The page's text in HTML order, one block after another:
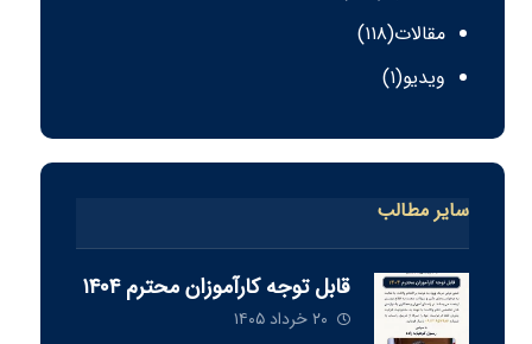
مقالات(۱۱۸)
ویدیو(۱)
سایر مطالب
قابل توجه كارآموزان محترم ١٤٠٤
۲۰ خرداد ۱۴۰۵